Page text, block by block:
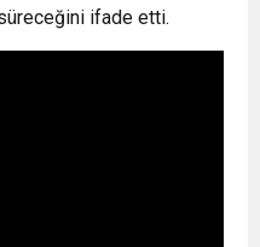
ifade etti.